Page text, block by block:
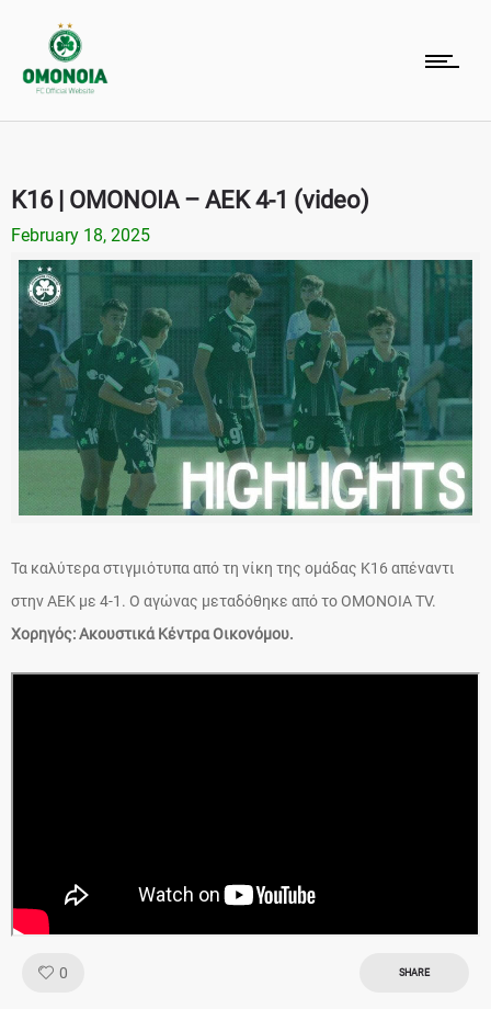
K16 | ΟΜΟΝΟΙΑ – ΑΕΚ 4-1 (video)
February 18, 2025
Τα καλύτερα στιγμιότυπα από τη νίκη της ομάδας Κ16 απέναντι
στην ΑΕΚ με 4-1. Ο αγώνας μεταδόθηκε από το OMONOIA TV.
Χορηγός: Ακουστικά Κέντρα Οικονόμου.
0 SHARE